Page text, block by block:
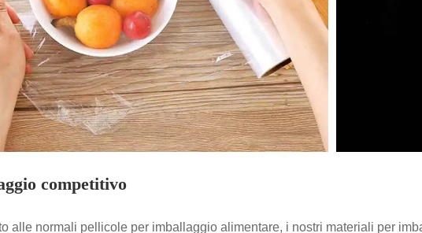
competitivo
alle normali pellicole per imballaggio alimentare, i nostri materiali per